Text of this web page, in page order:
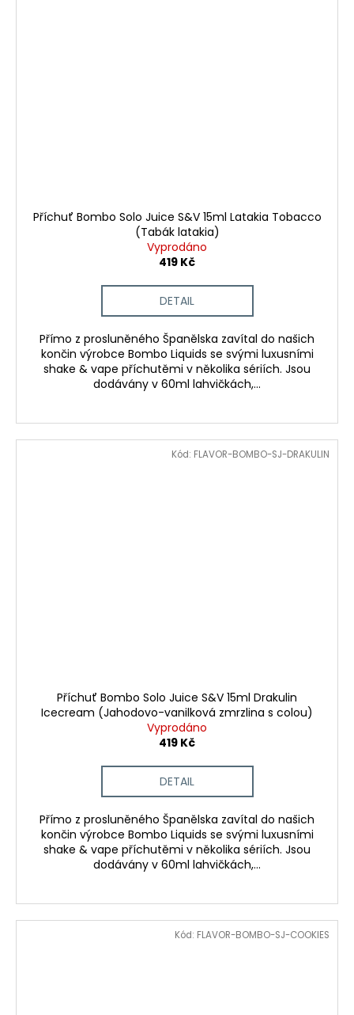
Příchuť Bombo Solo Juice S&V 15ml Latakia Tobacco
(Tabák latakia)
Vyprodáno
419 Kč
DETAIL
Přímo z prosluněného Španělska zavítal do našich
končin výrobce Bombo Liquids se svými luxusními
shake & vape příchutěmi v několika sériích. Jsou
dodávány v 60ml lahvičkách,...
Příchuť Bombo Solo Juice S&V 15ml Drakulin
Icecream (Jahodovo-vanilková zmrzlina s colou)
Vyprodáno
419 Kč
DETAIL
Přímo z prosluněného Španělska zavítal do našich
končin výrobce Bombo Liquids se svými luxusními
shake & vape příchutěmi v několika sériích. Jsou
dodávány v 60ml lahvičkách,...
Kód: FLAVOR-BOMBO-SJ-DRAKULIN
Kód: FLAVOR-BOMBO-SJ-COOKIES